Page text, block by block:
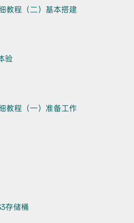
教程（二）基本搭建
验
教程（一）准备工作
存储桶